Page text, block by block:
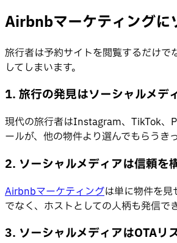
Airbnbマーケティングに
旅行者は予約サイトを閲覧するだけで
してしまいます。
1. 旅行の発見はソーシャルメデ
現代の旅行者はInstagram、TikTok、
ールが、他の物件より選んでもらうき
2. ソーシャルメディアは信頼を
Airbnbマーケティングは単に物件を
でなく、ホストとしての人柄も発信で
3. ソーシャルメディアはOTAリ